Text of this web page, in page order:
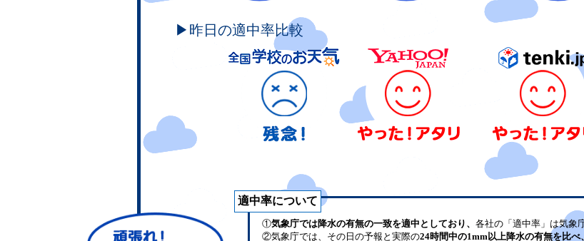
▶昨日の適中率比較
適中率について
①気象庁では降水の有無の一致を適中としており、 各社の「適中率」は気象
②気象庁では、その日の予報と実際の24時間中の1mm以上降水の有無を比べ、